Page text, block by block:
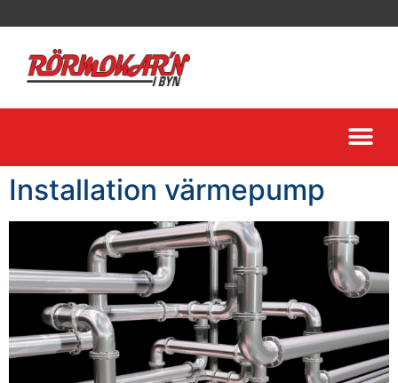
Installation värmepump